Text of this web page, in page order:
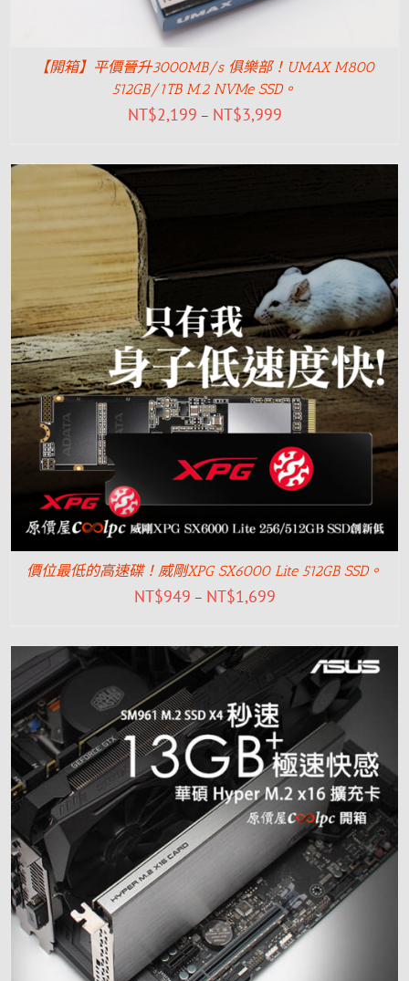
【開箱】平價晉升3000MB/s 俱樂部！UMAX M800
512GB/1TB M.2 NVMe SSD。
NT$2,199 – NT$3,999
價位最低的高速碟！威剛XPG SX6000 Lite 512GB SSD。
NT$949 – NT$1,699